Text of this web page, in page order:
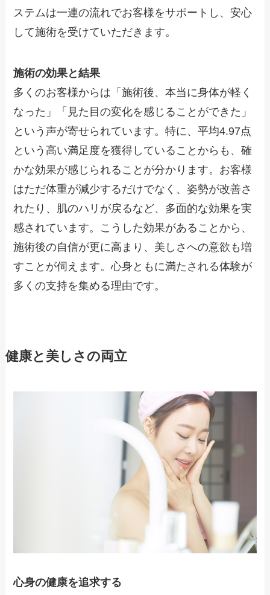
ステムは一連の流れでお客様をサポートし、安心
して施術を受けていただきます。
施術の効果と結果
多くのお客様からは「施術後、本当に身体が軽く
なった」「見た目の変化を感じることができた」
という声が寄せられています。特に、平均4.97点
という高い満足度を獲得していることからも、確
かな効果が感じられることが分かります。お客様
はただ体重が減少するだけでなく、姿勢が改善さ
れたり、肌のハリが戻るなど、多面的な効果を実
感されています。こうした効果があることから、
施術後の自信が更に高まり、美しさへの意欲も増
すことが伺えます。心身ともに満たされる体験が
多くの支持を集める理由です。
健康と美しさの両立
心身の健康を追求する